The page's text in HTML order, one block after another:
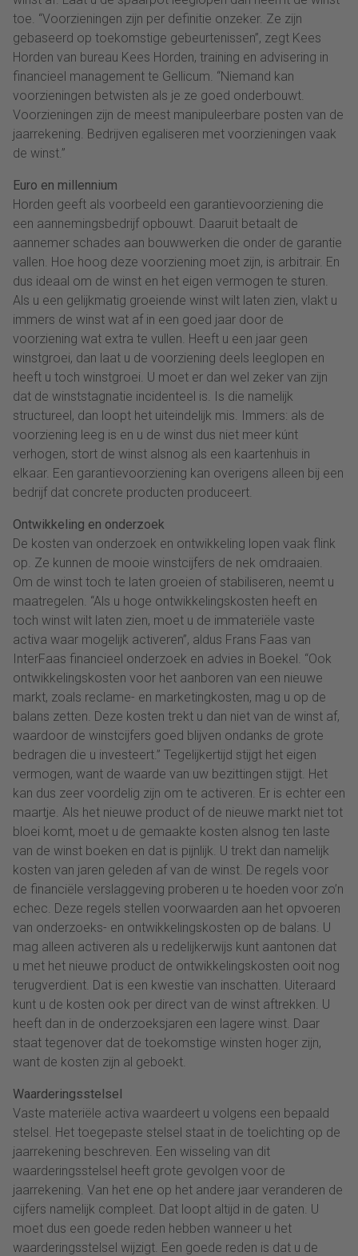
toe. “Voorzieningen zijn per definitie onzeker. Ze zijn
gebaseerd op toekomstige gebeurtenissen”, zegt Kees
Horden van bureau Kees Horden, training en advisering in
financieel management te Gellicum. “Niemand kan
voorzieningen betwisten als je ze goed onderbouwt.
Voorzieningen zijn de meest manipuleerbare posten van de
jaarrekening. Bedrijven egaliseren met voorzieningen vaak
de winst.”
Euro en millennium
Horden geeft als voorbeeld een garantievoorziening die
een aannemingsbedrijf opbouwt. Daaruit betaalt de
aannemer schades aan bouwwerken die onder de garantie
vallen. Hoe hoog deze voorziening moet zijn, is arbitrair. En
dus ideaal om de winst en het eigen vermogen te sturen.
Als u een gelijkmatig groeiende winst wilt laten zien, vlakt u
immers de winst wat af in een goed jaar door de
voorziening wat extra te vullen. Heeft u een jaar geen
winstgroei, dan laat u de voorziening deels leeglopen en
heeft u toch winstgroei. U moet er dan wel zeker van zijn
dat de winststagnatie incidenteel is. Is die namelijk
structureel, dan loopt het uiteindelijk mis. Immers: als de
voorziening leeg is en u de winst dus niet meer kúnt
verhogen, stort de winst alsnog als een kaartenhuis in
elkaar. Een garantievoorziening kan overigens alleen bij een
bedrijf dat concrete producten produceert.
Ontwikkeling en onderzoek
De kosten van onderzoek en ontwikkeling lopen vaak flink
op. Ze kunnen de mooie winstcijfers de nek omdraaien.
Om de winst toch te laten groeien of stabiliseren, neemt u
maatregelen. “Als u hoge ontwikkelingskosten heeft en
toch winst wilt laten zien, moet u de immateriële vaste
activa waar mogelijk activeren”, aldus Frans Faas van
InterFaas financieel onderzoek en advies in Boekel. “Ook
ontwikkelingskosten voor het aanboren van een nieuwe
markt, zoals reclame- en marketingkosten, mag u op de
balans zetten. Deze kosten trekt u dan niet van de winst af,
waardoor de winstcijfers goed blijven ondanks de grote
bedragen die u investeert.” Tegelijkertijd stijgt het eigen
vermogen, want de waarde van uw bezittingen stijgt. Het
kan dus zeer voordelig zijn om te activeren. Er is echter een
maartje. Als het nieuwe product of de nieuwe markt niet tot
bloei komt, moet u de gemaakte kosten alsnog ten laste
van de winst boeken en dat is pijnlijk. U trekt dan namelijk
kosten van jaren geleden af van de winst. De regels voor
de financiële verslaggeving proberen u te hoeden voor zo’n
echec. Deze regels stellen voorwaarden aan het opvoeren
van onderzoeks- en ontwikkelingskosten op de balans. U
mag alleen activeren als u redelijkerwijs kunt aantonen dat
u met het nieuwe product de ontwikkelingskosten ooit nog
terugverdient. Dat is een kwestie van inschatten. Uiteraard
kunt u de kosten ook per direct van de winst aftrekken. U
heeft dan in de onderzoeksjaren een lagere winst. Daar
staat tegenover dat de toekomstige winsten hoger zijn,
want de kosten zijn al geboekt.
Waarderingsstelsel
Vaste materiële activa waardeert u volgens een bepaald
stelsel. Het toegepaste stelsel staat in de toelichting op de
jaarrekening beschreven. Een wisseling van dit
waarderingsstelsel heeft grote gevolgen voor de
jaarrekening. Van het ene op het andere jaar veranderen de
cijfers namelijk compleet. Dat loopt altijd in de gaten. U
moet dus een goede reden hebben wanneer u het
waarderingsstelsel wijzigt. Een goede reden is dat u de